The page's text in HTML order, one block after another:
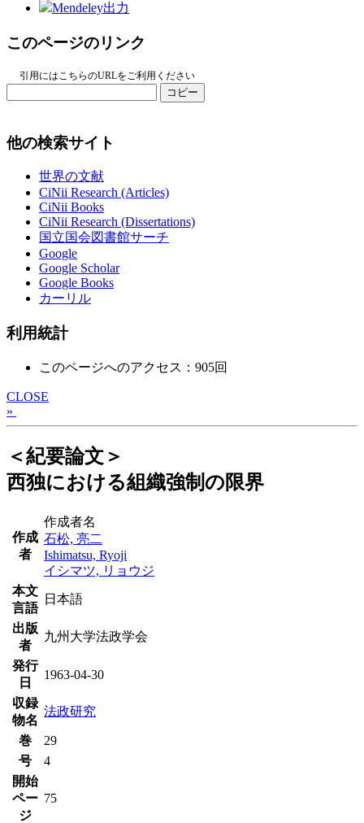
Mendeley出力
このページのリンク
引用にはこちらのURLをご利用ください
コピー
他の検索サイト
世界の文献
CiNii Research (Articles)
CiNii Books
CiNii Research (Dissertations)
国立国会図書館サーチ
Google
Google Scholar
Google Books
カーリル
利用統計
このページへのアクセス：905回
CLOSE
»
＜紀要論文＞
西独における組織強制の限界
作成
者
作成者名
石松, 亮二
Ishimatsu, Ryoji
イシマツ, リョウジ
本文
言語
日本語
出版
者
九州大学法政学会
発行
日
1963-04-30
収録
物名
法政研究
巻
29
号
4
開始
ペー
ジ
75